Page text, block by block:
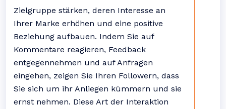
Zielgruppe stärken, deren Interesse an
Ihrer Marke erhöhen und eine positive
Beziehung aufbauen. Indem Sie auf
Kommentare reagieren, Feedback
entgegennehmen und auf Anfragen
eingehen, zeigen Sie Ihren Followern, dass
Sie sich um ihr Anliegen kümmern und sie
ernst nehmen. Diese Art der Interaktion